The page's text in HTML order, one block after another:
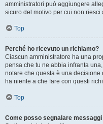
amministratori può aggiungere
sicuro del motivo per cui non
Top
Perché ho ricevuto un richiamo?
Ciascun amministratore ha una
pensa che tu ne abbia infranta
notare che questa è una decisione
ha niente a che fare con questi
Top
Come posso segnalare